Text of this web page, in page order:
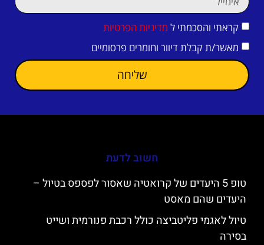
קראתי והסכמתי ל מדיניות הפרטיות
מאשר/ת קבלת דיוור וחומרים פרסומיים
שליחה
חשוב לדעת
טופ 5 היעדים של קרואטיה שאסור לפספס בטיול –
היעדים שהם מאסט
טיול לאגמי פליטביצה כולל רכבת פנורמית ושייט
בסירה